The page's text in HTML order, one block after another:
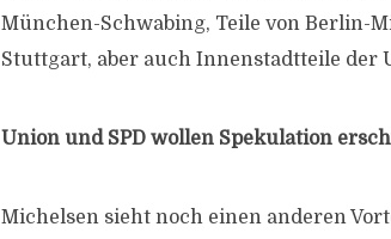
München-Schwabing, Teile von Berlin-
Stuttgart, aber auch Innenstadtteile der
Union und SPD wollen Spekulation
Michelsen sieht noch einen anderen